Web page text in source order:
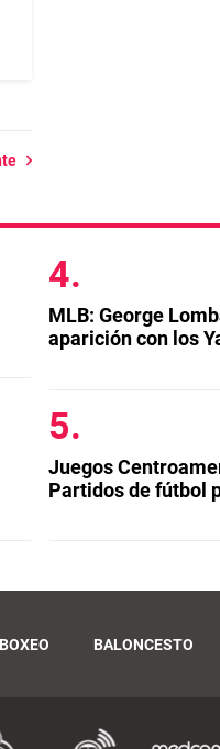
MLB: George
aparición con los
Juegos
Partidos de fútbol
BOXEO BALONCESTO